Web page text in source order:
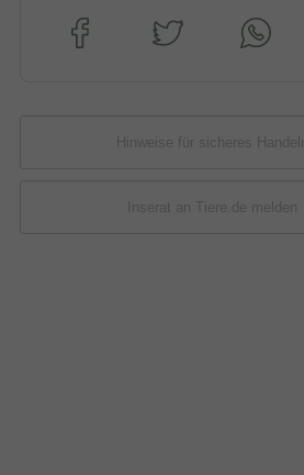
Hinweise für sicheres Handeln
Inserat an Tiere.de melden